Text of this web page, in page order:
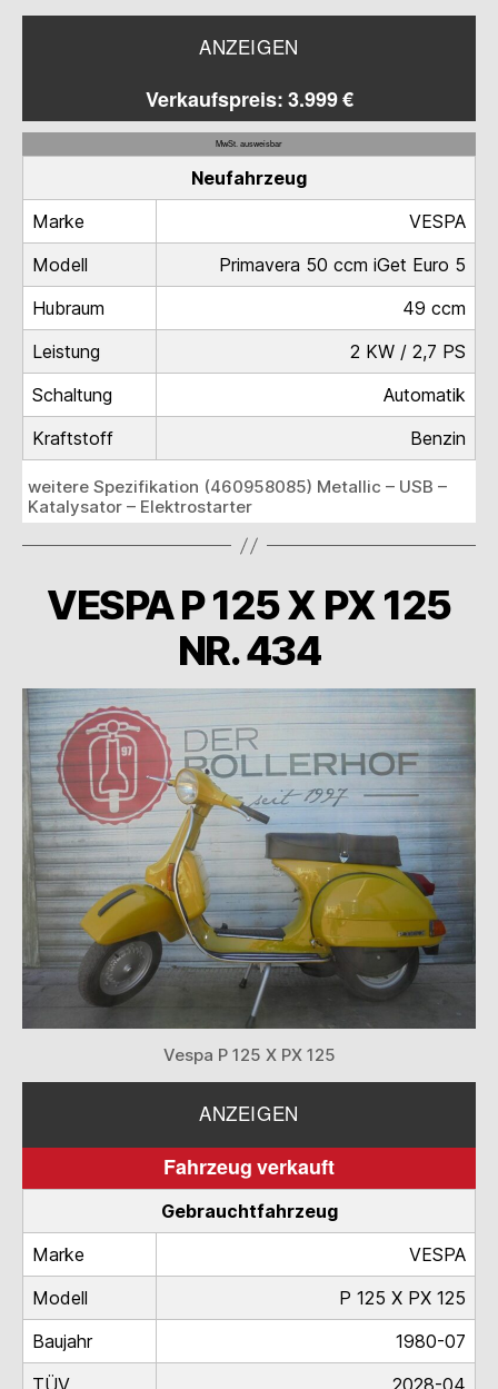
ANZEIGEN
Verkaufspreis: 3.999 €
MwSt. ausweisbar
Neufahrzeug
Marke
VESPA
Modell
Primavera 50 ccm iGet Euro 5
Hubraum
49 ccm
Leistung
2 KW / 2,7 PS
Schaltung
Automatik
Kraftstoff
Benzin
weitere Spezifikation (460958085) Metallic – USB –
Katalysator – Elektrostarter
VESPA P 125 X PX 125
NR. 434
Vespa P 125 X PX 125
ANZEIGEN
Fahrzeug verkauft
Gebrauchtfahrzeug
Marke
VESPA
Modell
P 125 X PX 125
Baujahr
1980-07
TÜV
2028-04